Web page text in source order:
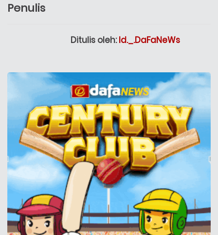
Penulis
Ditulis oleh:Id._.DaFaNeWs